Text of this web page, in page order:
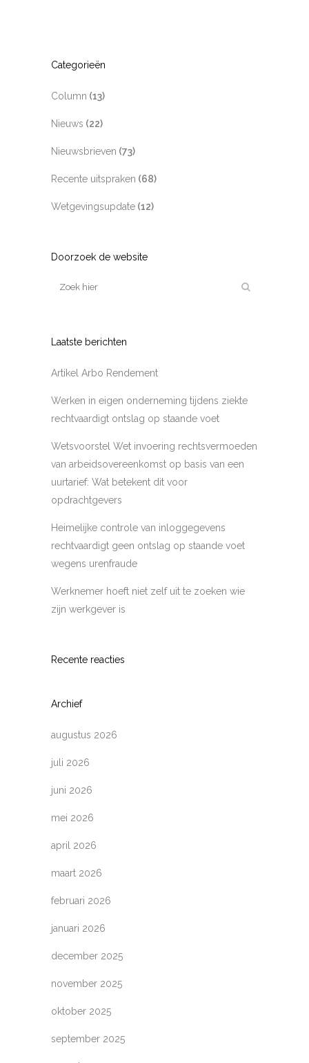
Categorieën
Column (13)
Nieuws (22)
Nieuwsbrieven (73)
Recente uitspraken (68)
Wetgevingsupdate (12)
Doorzoek de website
Laatste berichten
Artikel Arbo Rendement
Werken in eigen onderneming tijdens ziekte
rechtvaardigt ontslag op staande voet
Wetsvoorstel Wet invoering rechtsvermoeden
van arbeidsovereenkomst op basis van een
uurtarief: Wat betekent dit voor
opdrachtgevers
Heimelijke controle van inloggegevens
rechtvaardigt geen ontslag op staande voet
wegens urenfraude
Werknemer hoeft niet zelf uit te zoeken wie
zijn werkgever is
Recente reacties
Archief
augustus 2026
juli 2026
juni 2026
mei 2026
april 2026
maart 2026
februari 2026
januari 2026
december 2025
november 2025
oktober 2025
september 2025